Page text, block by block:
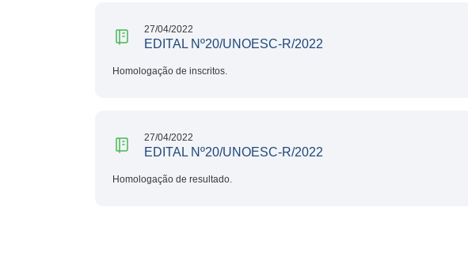
27/04/2022
EDITAL Nº20/UNOESC-R/2022
Homologação de inscritos.
27/04/2022
EDITAL Nº20/UNOESC-R/2022
Homologação de resultado.